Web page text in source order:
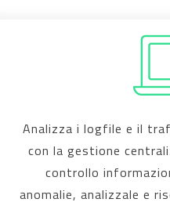
Analizza i logfile e il
con la gestione
controllo
anomalie, analizzale e